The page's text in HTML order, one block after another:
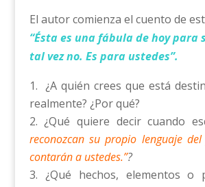
El autor comienza el cuento de
“Ésta es una fábula de hoy para
tal vez no. Es para ustedes”.
¿A quién crees que está
realmente? ¿Por qué?
¿Qué quiere decir cuando
reconozcan su propio lenguaje
contarán a ustedes.”?
¿Qué hechos, elementos o